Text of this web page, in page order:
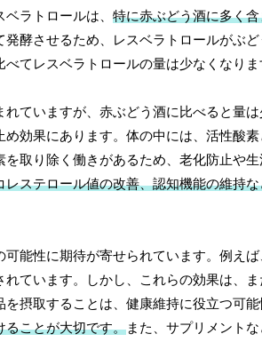
ラトロールは、 特に赤ぶどう酒に多く
酵させるため、レスベラトロールがぶ
てレスベラトロールの量は少なくなりま
ていますが、赤ぶどう酒に比べると量
効果にあります。体の中には、活性酸
取り除く働きがあるため、老化防止や
ステロール値の改善、認知機能の維持
能性に期待が寄せられています。例え
ています。しかし、これらの効果は、
摂取することは、健康維持に役立つ可
ることが大切です。また、サプリメント